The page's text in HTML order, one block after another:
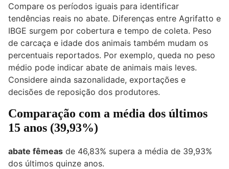
Compare os períodos iguais para identificar
tendências reais no abate. Diferenças entre Agrifatto e
IBGE surgem por cobertura e tempo de coleta. Peso
de carcaça e idade dos animais também mudam os
percentuais reportados. Por exemplo, queda no peso
médio pode indicar abate de animais mais leves.
Considere ainda sazonalidade, exportações e
decisões de reposição dos produtores.
Comparação com a média dos últimos
15 anos (39,93%)
abate fêmeas de 46,83% supera a média de 39,93%
dos últimos quinze anos.